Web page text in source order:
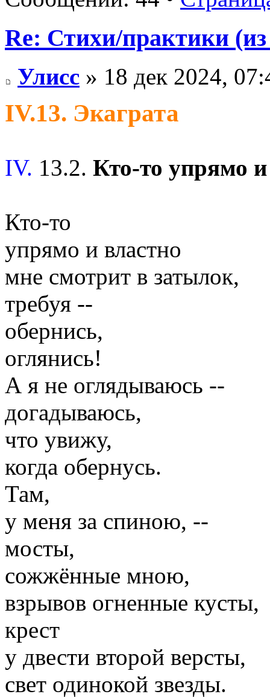
Re: Стихи/практики
Улисс » 18 дек 2024,
IV.13. Экаграта
IV. 13.2. Кто-то упрямо
Кто-то
упрямо и властно
мне смотрит в затылок,
требуя --
обернись,
оглянись!
А я не оглядываюсь --
догадываюсь,
что увижу,
когда обернусь.
Там,
у меня за спиною, --
мосты,
сожжённые мною,
взрывов огненные кусты,
крест
у двести второй версты,
свет одинокой звезды.